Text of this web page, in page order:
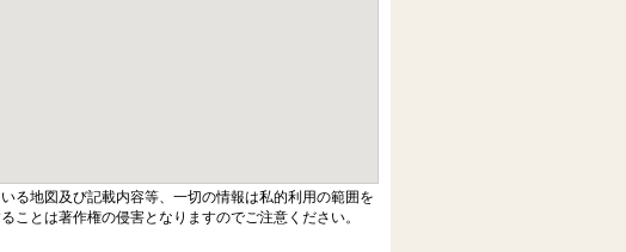
る地図及び記載内容等、一切の情報は私的利用の範囲を
ことは著作権の侵害となりますのでご注意ください。